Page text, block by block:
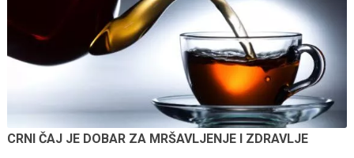
CRNI ČAJ JE DOBAR ZA MRŠAVLJENJE I ZDRAVLJE